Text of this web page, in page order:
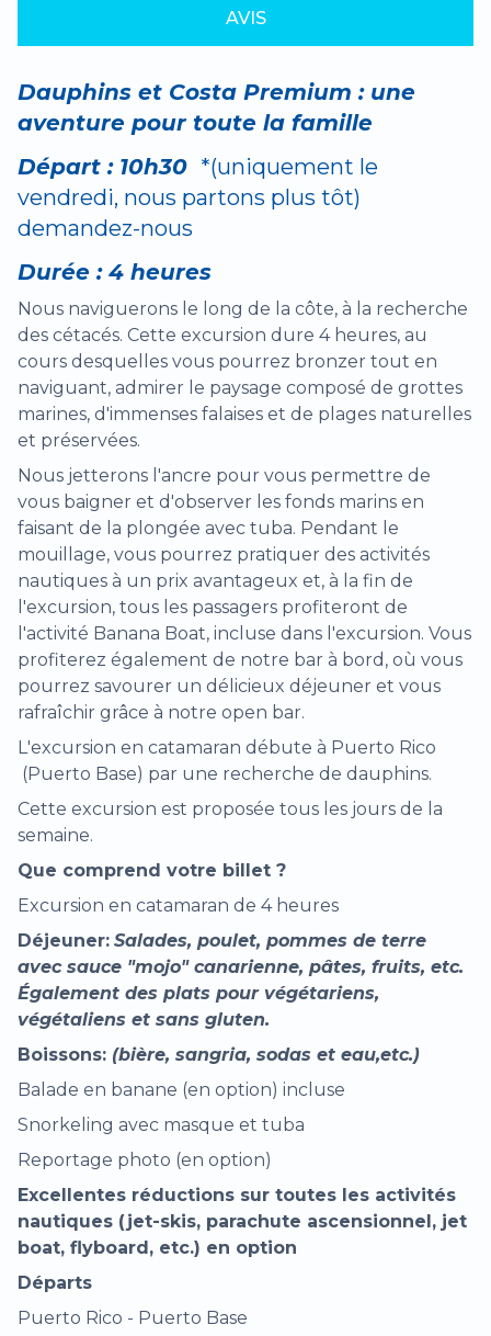
AVIS
Dauphins et Costa Premium : une
aventure pour toute la famille
Départ : 10h30 *(uniquement le
vendredi, nous partons plus tôt)
demandez-nous
Durée : 4 heures
Nous naviguerons le long de la côte, à la recherche
des cétacés. Cette excursion dure 4 heures, au
cours desquelles vous pourrez bronzer tout en
naviguant, admirer le paysage composé de grottes
marines, d'immenses falaises et de plages naturelles
et préservées.
Nous jetterons l'ancre pour vous permettre de
vous baigner et d'observer les fonds marins en
faisant de la plongée avec tuba. Pendant le
mouillage, vous pourrez pratiquer des activités
nautiques à un prix avantageux et, à la fin de
l'excursion, tous les passagers profiteront de
l'activité Banana Boat, incluse dans l'excursion. Vous
profiterez également de notre bar à bord, où vous
pourrez savourer un délicieux déjeuner et vous
rafraîchir grâce à notre open bar.
L'excursion en catamaran débute à Puerto Rico
(Puerto Base) par une recherche de dauphins.
Cette excursion est proposée tous les jours de la
semaine.
Que comprend votre billet ?
Excursion en catamaran de 4 heures
Déjeuner: Salades, poulet, pommes de terre
avec sauce "mojo" canarienne, pâtes, fruits, etc.
Également des plats pour végétariens,
végétaliens et sans gluten.
Boissons: (bière, sangria, sodas et eau,etc.)
Balade en banane (en option) incluse
Snorkeling avec masque et tuba
Reportage photo (en option)
Excellentes réductions sur toutes les activités
nautiques (jet-skis, parachute ascensionnel, jet
boat, flyboard, etc.) en option
Départs
Puerto Rico - Puerto Base